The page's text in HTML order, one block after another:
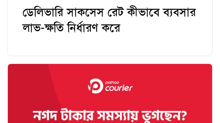
ডেলিভারি সাকসেস রেট কীভাবে ব্যবসার
লাভ-ক্ষতি নির্ধারণ করে